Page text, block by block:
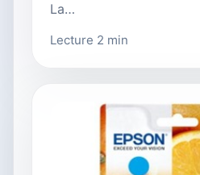
La…
Lecture 2 min